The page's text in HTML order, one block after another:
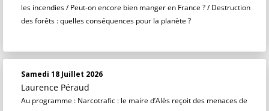
les incendies / Peut-on encore bien manger en France ? / Destruction
des forêts : quelles conséquences pour la planète ?
Samedi 18 Juillet 2026
Laurence Péraud
Au programme : Narcotrafic : le maire d’Alès reçoit des menaces de